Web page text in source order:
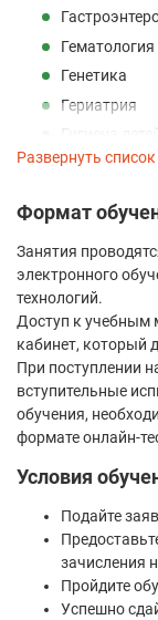
Гематология
Генетика
Гериатрия
Гигиена
Гигиена
Детская
Детская
Детская
Детская
Детская
Кардиология
Развернуть список
Формат
Занятия
электронного
технологий.
Доступ к учебным
кабинет, который
При поступлении
вступительные
обучения,
формате онлайн-
Условия
Подайте
зачисления
Пройдите
Успешно